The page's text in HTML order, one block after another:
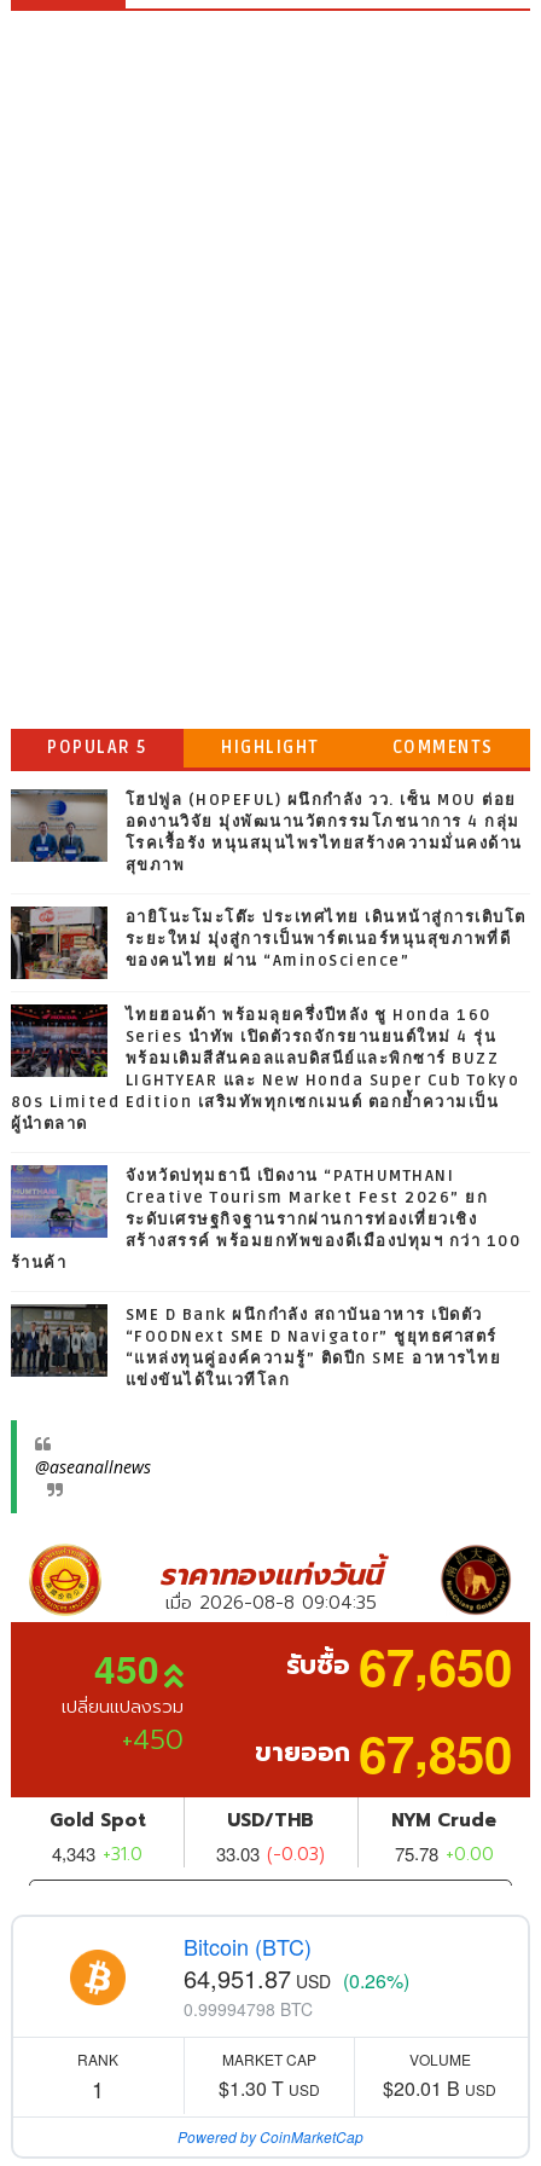
POPULAR 5 HIGHLIGHT COMMENTS
โฮปฟูล (HOPEFUL) ผนึกกำลัง วว. เซ็น MOU ต่อย
อดงานวิจัย มุ่งพัฒนานวัตกรรมโภชนาการ 4 กลุ่ม
โรคเรื้อรัง หนุนสมุนไพรไทยสร้างความมั่นคงด้าน
สุขภาพ
อายิโนะโมะโต๊ะ ประเทศไทย เดินหน้าสู่การเติบโต
ระยะใหม่ มุ่งสู่การเป็นพาร์ตเนอร์หนุนสุขภาพที่ดี
ของคนไทย ผ่าน “AminoScience”
ไทยฮอนด้า พร้อมลุยครึ่งปีหลัง ชู Honda 160
Series นำทัพ เปิดตัวรถจักรยานยนต์ใหม่ 4 รุ่น
พร้อมเติมสีสันคอลแลบดิสนีย์และพิกซาร์ BUZZ
LIGHTYEAR และ New Honda Super Cub Tokyo
80s Limited Edition เสริมทัพทุกเซกเมนต์ ตอกย้ำความเป็น
ผู้นำตลาด
จังหวัดปทุมธานี เปิดงาน “PATHUMTHANI
Creative Tourism Market Fest 2026” ยก
ระดับเศรษฐกิจฐานรากผ่านการท่องเที่ยวเชิง
สร้างสรรค์ พร้อมยกทัพของดีเมืองปทุมฯ กว่า 100
ร้านค้า
SME D Bank ผนึกกำลัง สถาบันอาหาร เปิดตัว
“FOODNext SME D Navigator” ชูยุทธศาสตร์
“แหล่งทุนคู่องค์ความรู้” ติดปีก SME อาหารไทย
แข่งขันได้ในเวทีโลก
@aseanallnews
Bitcoin (BTC)
64,951.87 USD (0.26%)
0.99994798 BTC
RANK
1
MARKET CAP
$1.30 T USD
VOLUME
$20.01 B USD
Powered by CoinMarketCap